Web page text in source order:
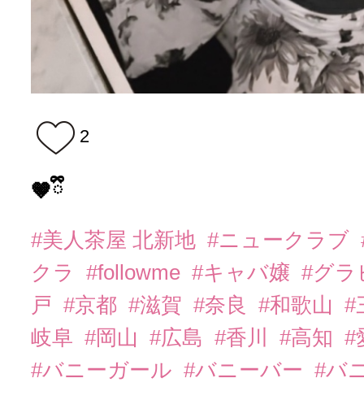
2
🤎ྀི
#美人茶屋 北新地 #ニュークラブ
クラ
#followme #キャバ嬢 #グ
戸 #京都 #滋賀 #奈良 #和歌山
#
岐阜 #岡山 #広島 #香川 #高知 #
#バニーガール #バニーバー #バ